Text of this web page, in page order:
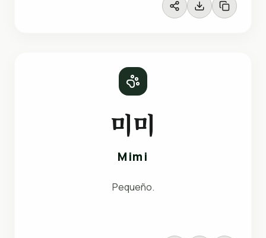
미미
Mimi
Pequeño.